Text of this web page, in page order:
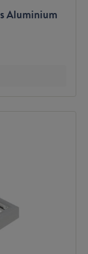
Aluminium